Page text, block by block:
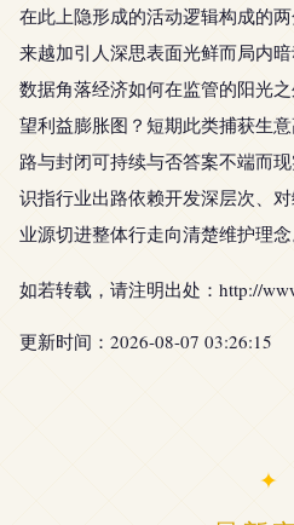
在此上隐形成的活动逻辑构成的
来越加引人深思表面光鲜而局内
数据角落经济如何在监管的阳光
望利益膨胀图？短期此类捕获生
路与封闭可持续与否答案不端而
识指行业出路依赖开发深层次、
业源切进整体行走向清楚维护理念
如若转载，请注明出处：http://
更新时间：2026-08-07 03:26:15